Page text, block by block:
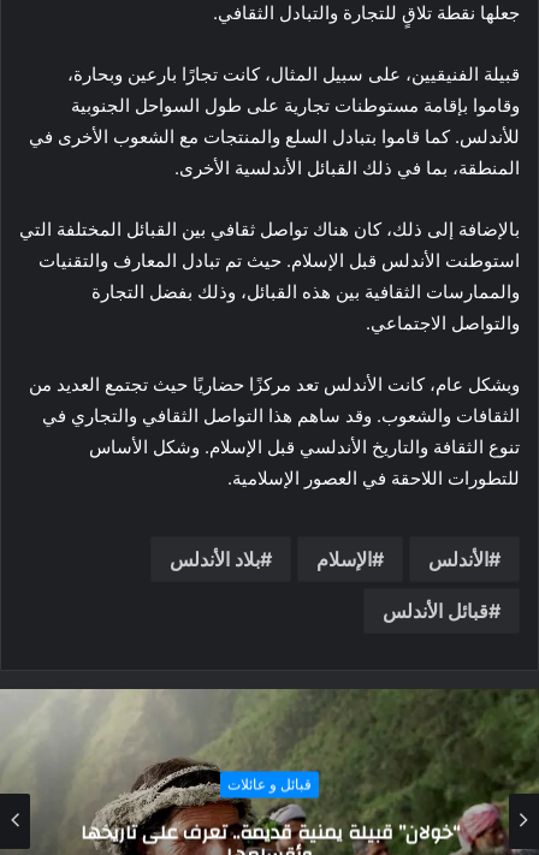
جعلها نقطة تلاقٍ للتجارة والتبادل الثقافي.
قبيلة الفنيقيين، على سبيل المثال، كانت تجارًا بارعين وبحارة،
وقاموا بإقامة مستوطنات تجارية على طول السواحل الجنوبية
للأندلس. كما قاموا بتبادل السلع والمنتجات مع الشعوب الأخرى في
المنطقة، بما في ذلك القبائل الأندلسية الأخرى.
بالإضافة إلى ذلك، كان هناك تواصل ثقافي بين القبائل المختلفة التي
استوطنت الأندلس قبل الإسلام. حيث تم تبادل المعارف والتقنيات
والممارسات الثقافية بين هذه القبائل، وذلك بفضل التجارة
والتواصل الاجتماعي.
وبشكل عام، كانت الأندلس تعد مركزًا حضاريًا حيث تجتمع العديد من
الثقافات والشعوب. وقد ساهم هذا التواصل الثقافي والتجاري في
تنوع الثقافة والتاريخ الأندلسي قبل الإسلام. وشكل الأساس
للتطورات اللاحقة في العصور الإسلامية.
الأندلس الإسلام بلاد الأندلس
قبائل الأندلس
قبائل و عائلات
قبيلة الحنادرة في تونس: تراث ثقافي وتاريخ فخر